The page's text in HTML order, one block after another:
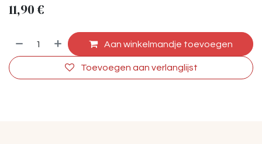
11,90 €
Aan winkelmandje toevoegen
Toevoegen aan verlanglijst